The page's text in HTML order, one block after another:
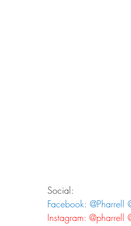
Social:
Facebook: @Pharrell
Instagram: @pharrell